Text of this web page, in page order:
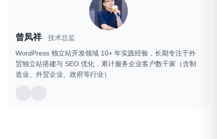
曾凤祥
技术总监
WordPress 独立站开发领域 10+ 年实践经验，长期专注于外
贸独立站搭建与 SEO 优化，累计服务企业客户数千家（含制
造业、外贸企业、政府等行业）